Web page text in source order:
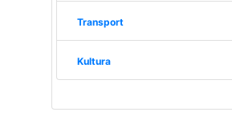
Transport
Kultura